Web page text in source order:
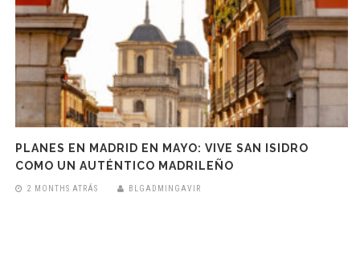
PLANES EN MADRID EN MAYO: VIVE SAN ISIDRO
COMO UN AUTÉNTICO MADRILEÑO
2 MONTHS ATRÁS BLGADMINGAVIR